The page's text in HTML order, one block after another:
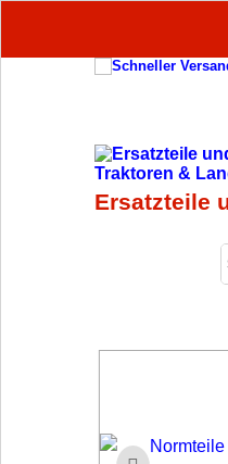
Ersatzteile